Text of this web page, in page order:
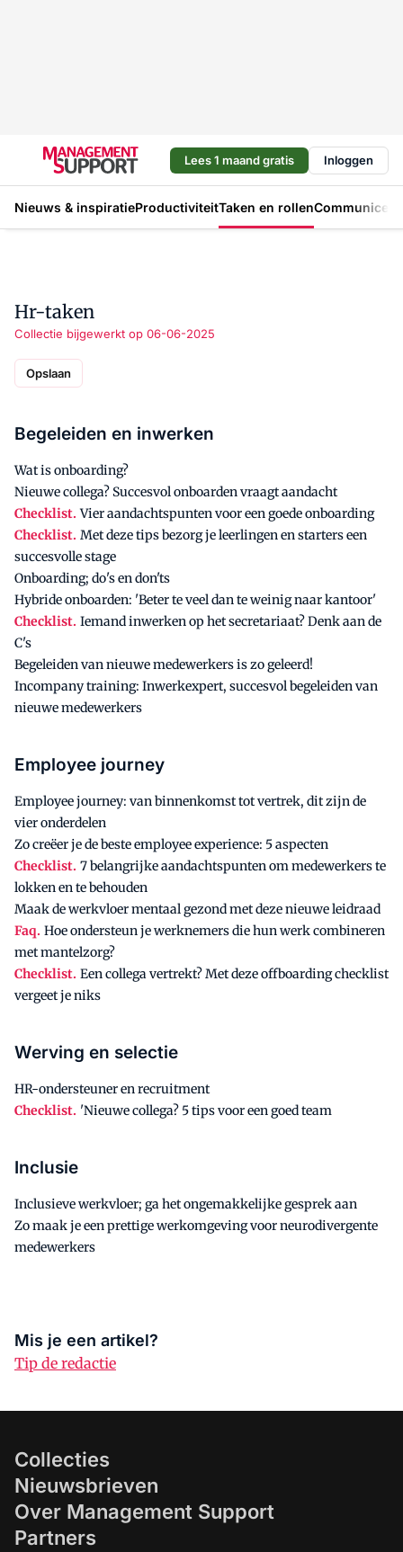
Lees 1 maand gratis Inloggen
Nieuws & inspiratieProductiviteitTaken en rollen
Hr-taken
Collectie bijgewerkt op 06-06-2025
Opslaan
Begeleiden en inwerken
Wat is onboarding?
Nieuwe collega? Succesvol onboarden vraagt aandacht
Checklist. Vier aandachtspunten voor een goede onboarding
Checklist. Met deze tips bezorg je leerlingen en starters een
succesvolle stage
Onboarding; do's en don'ts
Hybride onboarden: 'Beter te veel dan te weinig naar kantoor'
Checklist. Iemand inwerken op het secretariaat? Denk aan de
C's
Begeleiden van nieuwe medewerkers is zo geleerd!
Incompany training: Inwerkexpert, succesvol begeleiden van
nieuwe medewerkers
Employee journey
Employee journey: van binnenkomst tot vertrek, dit zijn de
vier onderdelen
Zo creëer je de beste employee experience: 5 aspecten
Checklist. 7 belangrijke aandachtspunten om medewerkers te
lokken en te behouden
Maak de werkvloer mentaal gezond met deze nieuwe leidraad
Faq. Hoe ondersteun je werknemers die hun werk combineren
met mantelzorg?
Checklist. Een collega vertrekt? Met deze offboarding checklist
vergeet je niks
Werving en selectie
HR-ondersteuner en recruitment
Checklist. 'Nieuwe collega? 5 tips voor een goed team
Inclusie
Inclusieve werkvloer; ga het ongemakkelijke gesprek aan
Zo maak je een prettige werkomgeving voor neurodivergente
medewerkers
Mis je een artikel?
Tip de redactie
Collecties
Nieuwsbrieven
Over Management Support
Partners